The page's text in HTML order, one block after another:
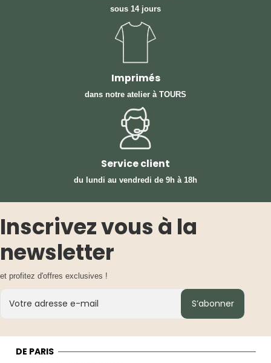
sous 14 jours
Imprimés
dans notre atelier à TOURS
Service client
du lundi au vendredi de 9h à 18h
Inscrivez vous à la
newsletter
et profitez d'offres exclusives !
S’abonner
DE PARIS